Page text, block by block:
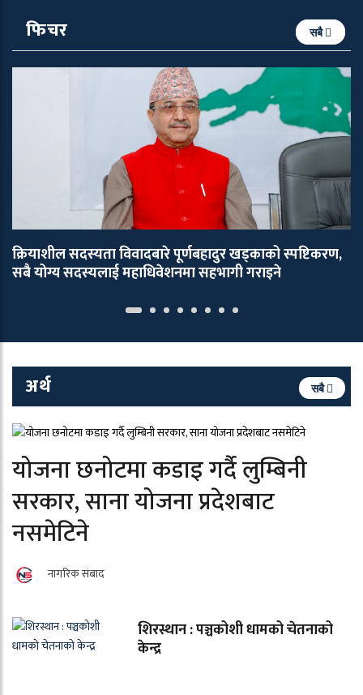
फिचर सबै
क्रियाशील सदस्यता विवादबारे पूर्णबहादुर खड्काको स्पष्टिकरण,
सबै योग्य सदस्यलाई महाधिवेशनमा सहभागी गराइने
अर्थ सबै
योजना छनोटमा कडाइ गर्दै लुम्बिनी
सरकार, साना योजना प्रदेशबाट
नसमेटिने
नागरिक संबाद
शिरस्थान : पञ्चकोशी धामको चेतनाको
केन्द्र